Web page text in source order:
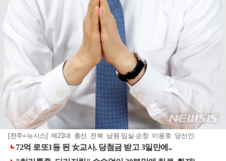
[전주=뉴시스] 제21대 총선 전북 남원·임실·순창 이용호 당선인.